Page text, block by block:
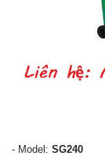
- Model: SG240